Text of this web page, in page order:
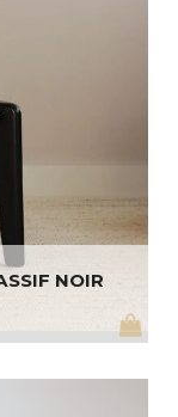
NOIR